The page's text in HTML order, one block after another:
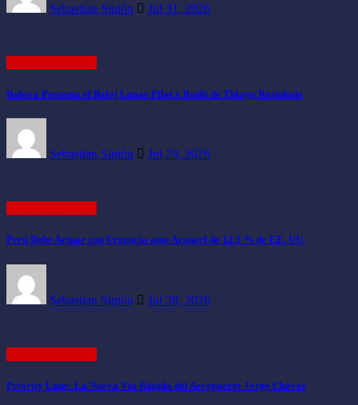
Sebastian Sipión Jul 31, 2026
Bulova Presenta el Reloj Lunar Pilot x Budii de Thiago Rosinhole
Sebastian Sipión Jul 28, 2026
Perú Debe Actuar con Urgencia ante Arancel de 12.5 % de EE. UU.
Sebastian Sipión Jul 28, 2026
Priority Lane: La Nueva Vía Rápida del Aeropuerto Jorge Chávez